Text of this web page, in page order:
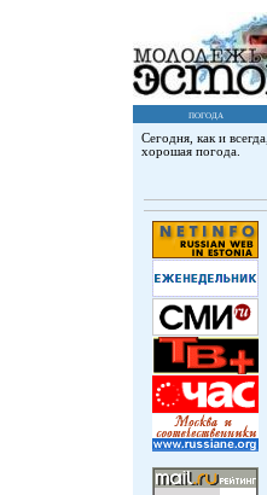
погода
Сегодня, как и всегда,
хорошая погода.